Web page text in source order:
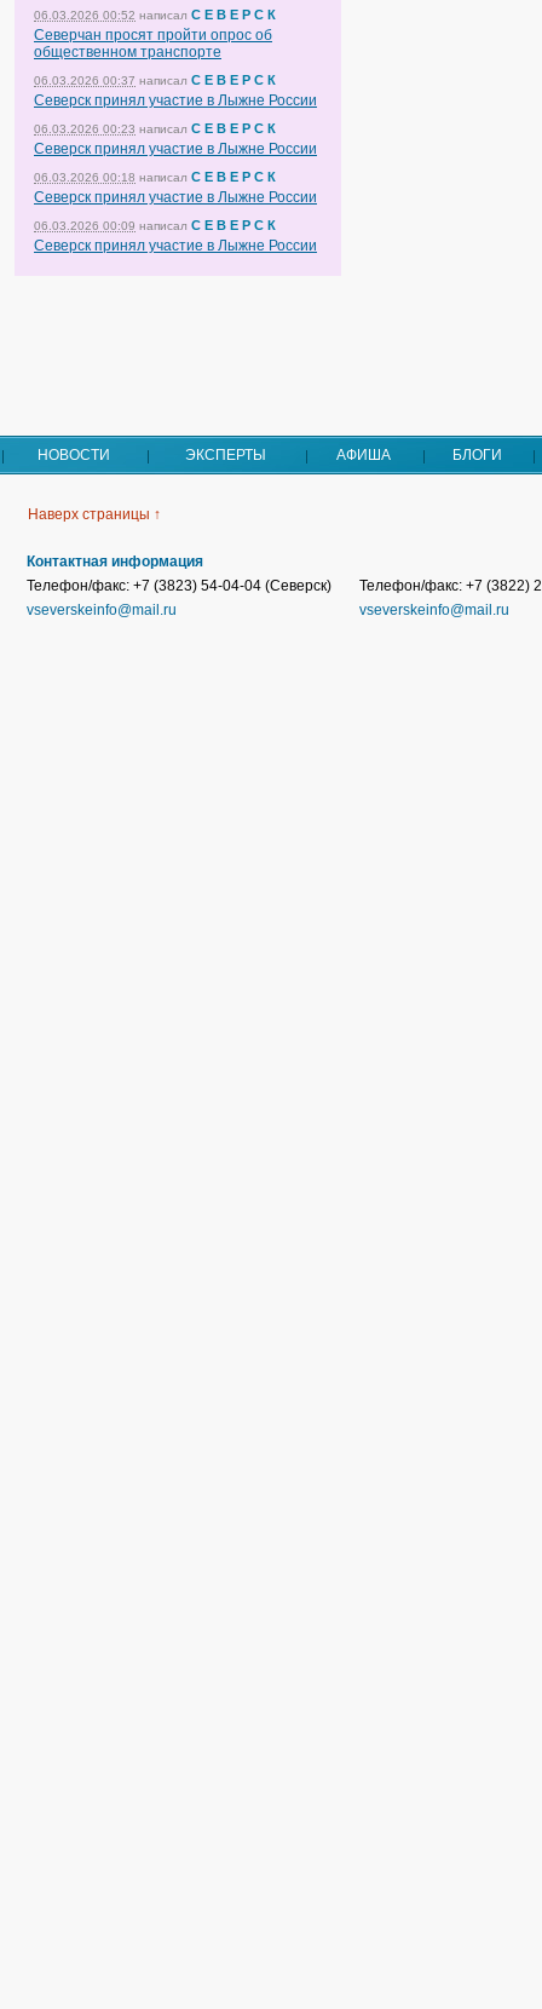
06.03.2026 00:52 написал С Е В Е Р С К
Северчан просят пройти опрос об
общественном транспорте
06.03.2026 00:37 написал С Е В Е Р С К
Северск принял участие в Лыжне России
06.03.2026 00:23 написал С Е В Е Р С К
Северск принял участие в Лыжне России
06.03.2026 00:18 написал С Е В Е Р С К
Северск принял участие в Лыжне России
06.03.2026 00:09 написал С Е В Е Р С К
Северск принял участие в Лыжне России
НОВОСТИ ЭКСПЕРТЫ АФИША БЛОГИ
Наверх страницы ↑
Контактная информация
Телефон/факс: +7 (3823) 54-04-04 (Северск)
vseverskeinfo@mail.ru
Телефон/факс: +7 (3822)
vseverskeinfo@mail.ru